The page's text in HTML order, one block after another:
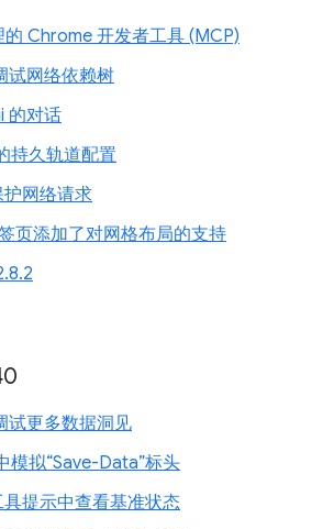
Chrome 开发者工具 (MCP)
试网络依赖树
的对话
持久轨道配置
网络请求
页添加了对网格布局的支持
试更多数据洞见
模拟“Save-Data”标头
具提示中查看基准状态